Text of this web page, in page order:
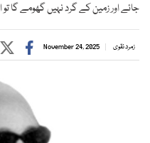
جائے اور زمین کے گرد نہیں گھومے گا
زمرد نقوی November 24, 2025